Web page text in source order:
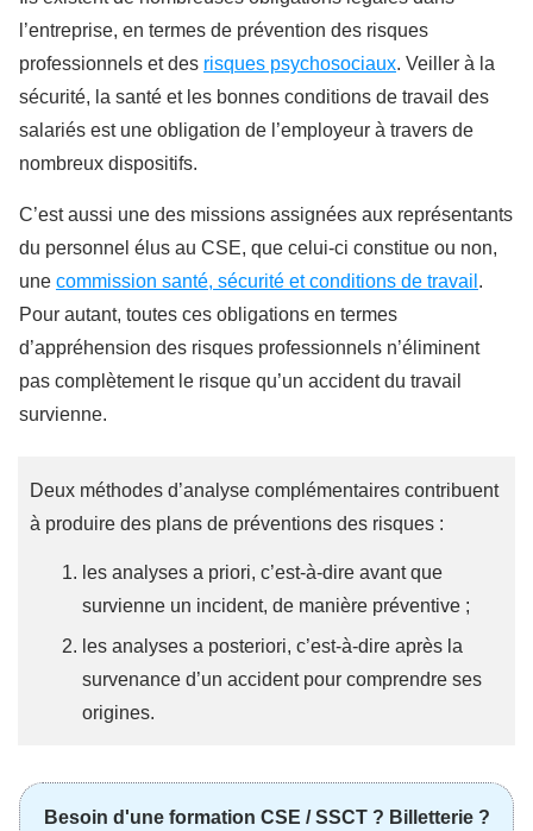
l’entreprise, en termes de prévention des risques
professionnels et des risques psychosociaux. Veiller à la
sécurité, la santé et les bonnes conditions de travail des
salariés est une obligation de l’employeur à travers de
nombreux dispositifs.
C’est aussi une des missions assignées aux représentants
du personnel élus au CSE, que celui-ci constitue ou non,
une commission santé, sécurité et conditions de travail .
Pour autant, toutes ces obligations en termes
d’appréhension des risques professionnels n’éliminent
pas complètement le risque qu’un accident du travail
survienne.
Deux méthodes d’analyse complémentaires contribuent
à produire des plans de préventions des risques :
les analyses a priori, c’est-à-dire avant que
survienne un incident, de manière préventive ;
les analyses a posteriori, c’est-à-dire après la
survenance d’un accident pour comprendre ses
origines.
Besoin d'une formation CSE / SSCT ? Billetterie ?